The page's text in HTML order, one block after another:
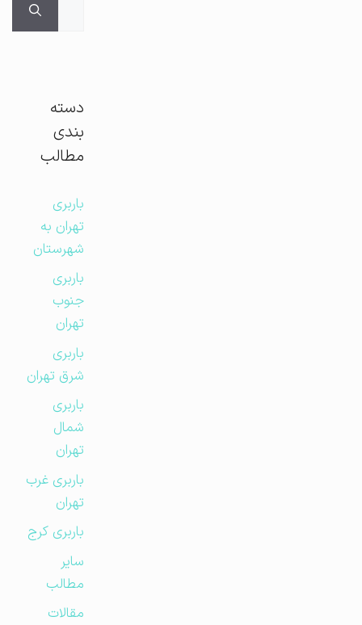
دسته
بندی
مطالب
باربری
تهران به
شهرستان
باربری
جنوب
تهران
باربری
شرق تهران
باربری
شمال
تهران
باربری غرب
تهران
باربری کرج
مطالب
مقالات